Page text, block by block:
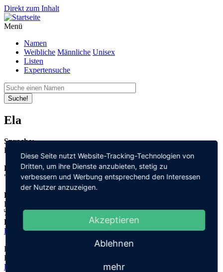
Direkt zum Inhalt
Menü
Namen
Weibliche Männliche Unisex
Listen
Expertensuche
Suche!
Ela
Sprache:
Polnisch
Bedeutung:
"Gott" + "schwören"
Herleitung:
Hebräisch,
Herkunftsname:
Elisheva
Der Namensursprung ist unklar, es handelt sich lediglich um eine
Hypothese!
Datenschutz
Diese Seite nutzt Website-Tracking-Technologien von
Dritten, um ihre Dienste anzubieten, stetig zu
verbessern und Werbung entsprechend den Interessen
der Nutzer anzuzeigen.
Akzeptieren
Ablehnen
mehr